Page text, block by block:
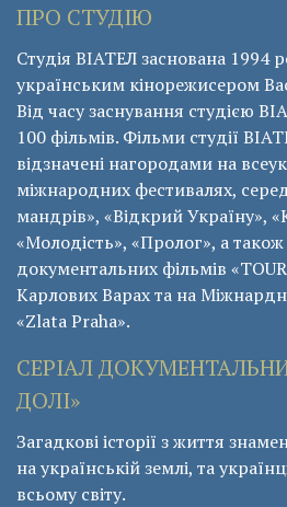
ПРО СТУДІЮ
Студія ВІАТЕЛ заснована 1994
українським кінорежисером
Від часу заснування студією
100 фільмів. Фільми студії
відзначені нагородами на
міжнародних фестивалях,
мандрів», «Відкрий Україну»,
«Молодість», «Пролог», а також
документальних фільмів
Карлових Варах та на
«Zlata Praha».
СЕРІАЛ
ДОЛІ»
Загадкові історії з життя
на українській землі, та
всьому світу.